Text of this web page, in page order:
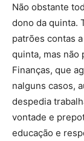
Não obstante
dono da quinta.
patrões contas
quinta, mas não
Finanças, que
nalguns casos,
despedia
vontade e
educação e